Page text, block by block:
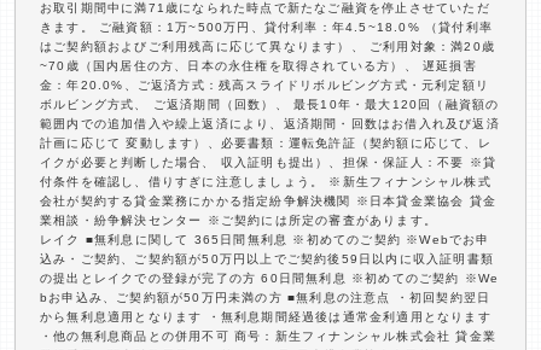
お取引期間中に満71歳になられた時点で新たなご融資を停止させていただ
きます。 ご融資額：1万~500万円、貸付利率：年4.5~18.0% （貸付利率
はご契約額およびご利用残高に応じて異なります）、 ご利用対象：満20歳
~70歳（国内居住の方、日本の永住権を取得されている方）、 遅延損害
金：年20.0%、ご返済方式：残高スライドリボルビング方式・元利定額リ
ボルビング方式、 ご返済期間（回数）、 最長10年・最大120回（融資額の
範囲内での追加借入や繰上返済により、返済期間・回数はお借入れ及び返済
計画に応じて 変動します）、必要書類：運転免許証（契約額に応じて、レ
イクが必要と判断した場合、 収入証明も提出）、担保・保証人：不要 ※貸
付条件を確認し、借りすぎに注意しましょう。 ※新生フィナンシャル株式
会社が契約する貸金業務にかかる指定紛争解決機関 ※日本貸金業協会 貸金
業相談・紛争解決センター ※ご契約には所定の審査があります。
レイク ■無利息に関して 365日間無利息 ※初めてのご契約 ※Webでお申
込み・ご契約、ご契約額が50万円以上でご契約後59日以内に収入証明書類
の提出とレイクでの登録が完了の方 60日間無利息 ※初めてのご契約 ※We
bお申込み、ご契約額が50万円未満の方 ■無利息の注意点 ・初回契約翌日
から無利息適用となります ・無利息期間経過後は通常金利適用となります
・他の無利息商品との併用不可 商号：新生フィナンシャル株式会社 貸金業